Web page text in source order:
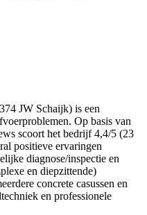
JW Schaijk) is een
Op basis van
scoort het bedrijf 4,4/5 (23
positieve ervaringen
diagnose/inspectie en
en diepzittende)
concrete casussen en
en professionele